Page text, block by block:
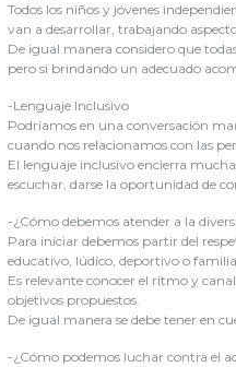
Todos los niños y jóvenes
van a desarrollar, trabajando
De igual manera considero que
pero si brindando un adecuado
-Lenguaje Inclusivo
Podríamos en una conversación
cuando nos relacionamos con las
El lenguaje inclusivo encierra
escuchar, darse la oportunidad de
-¿Cómo debemos atender a la
Para iniciar debemos partir del
educativo, lúdico, deportivo o
Es relevante conocer el ritmo y
objetivos propuestos.
De igual manera se debe tener en
-¿Cómo podemos luchar contra el